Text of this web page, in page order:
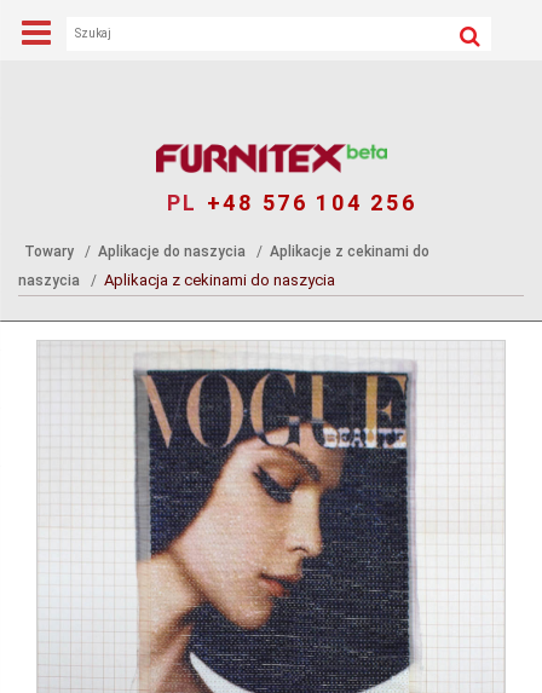
PL +48 576 104 256
Towary Aplikacje do naszycia
Aplikacje z cekinami do
naszycia
Aplikacja z cekinami do naszycia